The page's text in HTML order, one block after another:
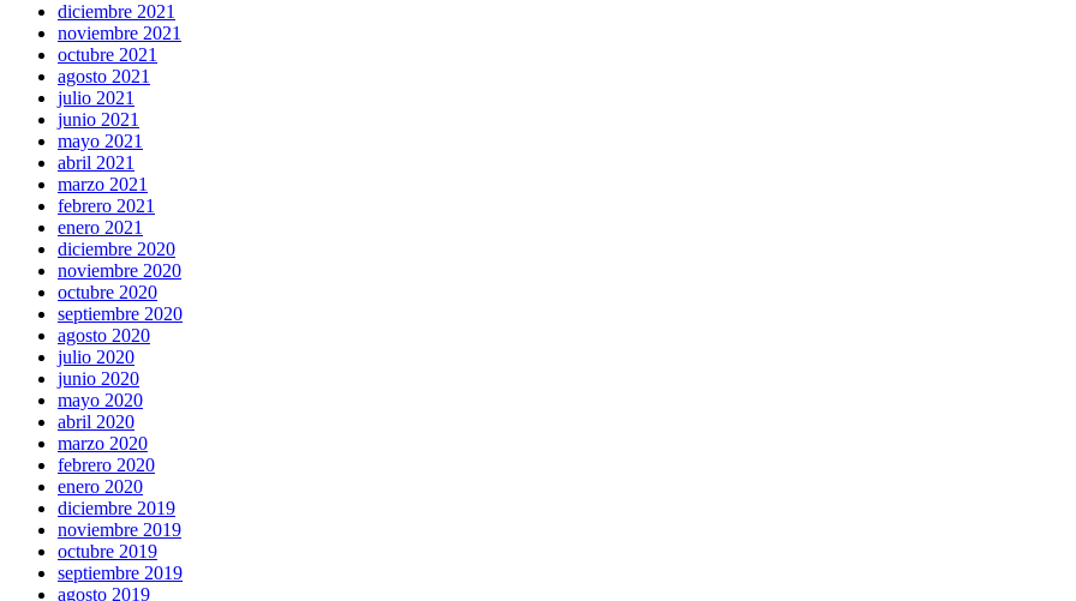
diciembre 2021
noviembre 2021
octubre 2021
agosto 2021
julio 2021
junio 2021
mayo 2021
abril 2021
marzo 2021
febrero 2021
enero 2021
diciembre 2020
noviembre 2020
octubre 2020
septiembre 2020
agosto 2020
julio 2020
junio 2020
mayo 2020
abril 2020
marzo 2020
febrero 2020
enero 2020
diciembre 2019
noviembre 2019
octubre 2019
septiembre 2019
agosto 2019